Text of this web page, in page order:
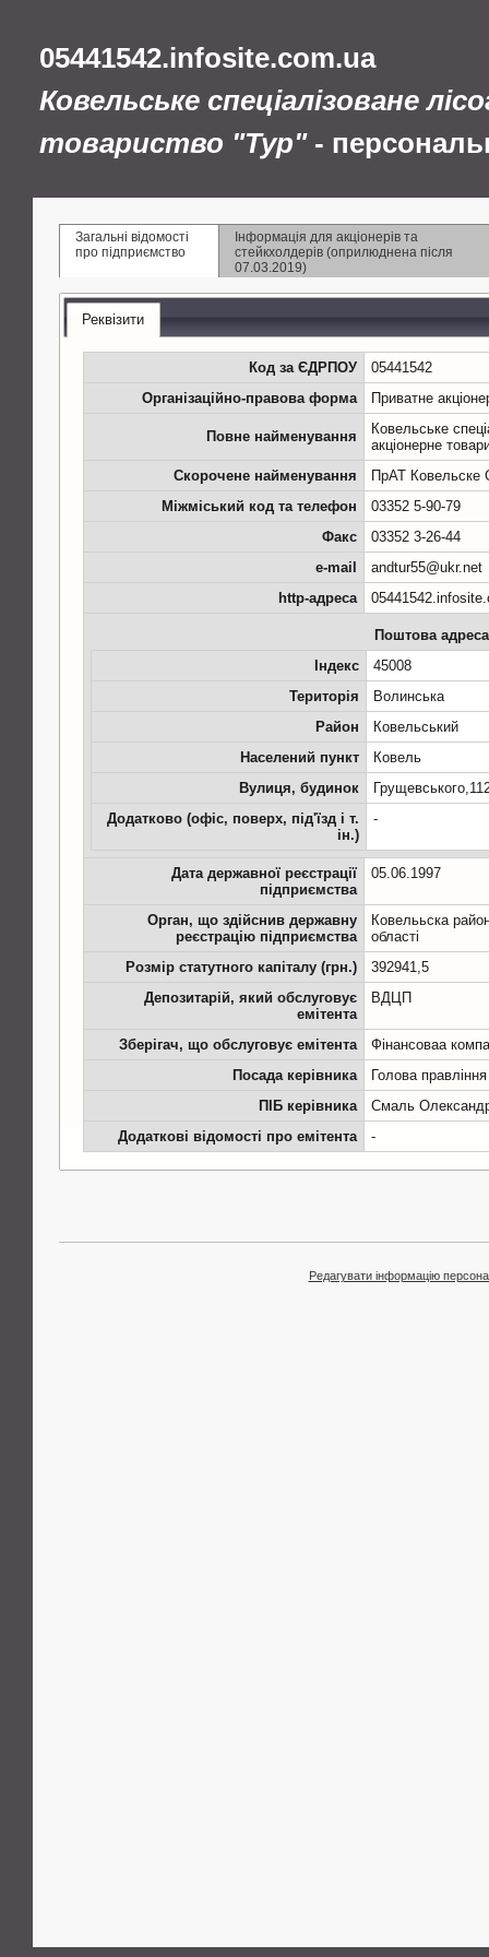
05441542.infosite.com.ua
Ковельське спеціалізоване
товариство "Тур"-
Загальні відомості
про підприємство
Інформація для акціонерів та
стейкхолдерів (оприлюднена після
07.03.2019)
Реквізити
Код за ЄДРПОУ
05441542
Організаційно-правова форма
Приватне
Повне найменування
Ковельське
акціонерне
Скорочене найменування
ПрАТ
Міжміський код та телефон
03352 5-90-79
Факс
03352 3-26-44
e-mail
andtur55@ukr.net
http-адреса
Поштова
Індекс
45008
Територія
Волинська
Район
Ковельський
Населений пункт
Ковель
Вулиця, будинок
Додатково (офіс, поверх, під'їзд і т.
ін.)
-
Дата державної реєстрації
підприємства
05.06.1997
Орган, що здійснив державну
реєстрацію підприємства
Ковелььска
області
Розмір статутного капіталу (грн.)
392941,5
Депозитарій, який обслуговує
емітента
ВДЦП
Зберігач, що обслуговує емітента
Фінансоваа
Посада керівника
Голова правління
ПІБ керівника
Смаль
Додаткові відомості про емітента
-
Редагувати інформацію